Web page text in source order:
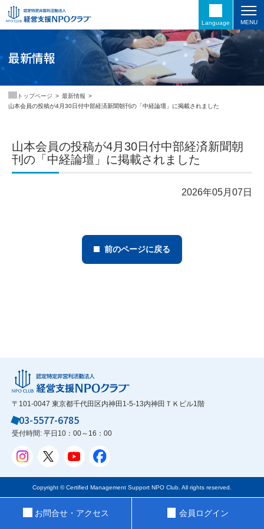
Language MENU
最新情報
トップページ
最新情報
山本会員の投稿が4月30日付中部経済新聞朝刊の「中経論壇」に掲載されました
山本会員の投稿が4月30日付中部経済新聞朝
刊の「中経論壇」に掲載されました
2026年05月07日
前のページに戻る
〒101-0047 東京都千代田区内神田1-5-13内神田ＴＫビル1階
03-5577-6785
受付時間: 平日10：00～16：00
Copyright © Certified Management Support NPO Club. All rights reserved.
お問合せ・アクセス 会員ログイン